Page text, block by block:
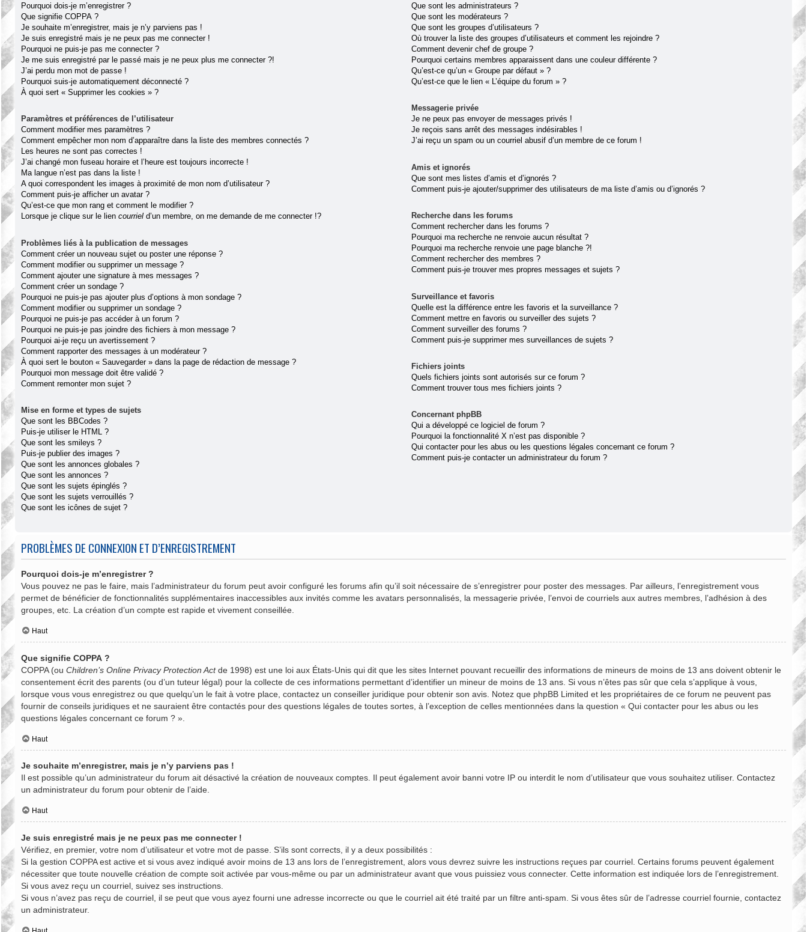
Pourquoi dois-je m’enregistrer ?
Que signifie COPPA ?
Je souhaite m’enregistrer, mais je n’y parviens pas !
Je suis enregistré mais je ne peux pas me connecter !
Pourquoi ne puis-je pas me connecter ?
Je me suis enregistré par le passé mais je ne peux plus me connecter ?!
J’ai perdu mon mot de passe !
Pourquoi suis-je automatiquement déconnecté ?
À quoi sert « Supprimer les cookies » ?
Paramètres et préférences de l’utilisateur
Comment modifier mes paramètres ?
Comment empêcher mon nom d’apparaître dans la liste des membres connectés ?
Les heures ne sont pas correctes !
J’ai changé mon fuseau horaire et l’heure est toujours incorrecte !
Ma langue n’est pas dans la liste !
A quoi correspondent les images à proximité de mon nom d’utilisateur ?
Comment puis-je afficher un avatar ?
Qu’est-ce que mon rang et comment le modifier ?
Lorsque je clique sur le lien courriel d’un membre, on me demande de me connecter !?
Problèmes liés à la publication de messages
Comment créer un nouveau sujet ou poster une réponse ?
Comment modifier ou supprimer un message ?
Comment ajouter une signature à mes messages ?
Comment créer un sondage ?
Pourquoi ne puis-je pas ajouter plus d’options à mon sondage ?
Comment modifier ou supprimer un sondage ?
Pourquoi ne puis-je pas accéder à un forum ?
Pourquoi ne puis-je pas joindre des fichiers à mon message ?
Pourquoi ai-je reçu un avertissement ?
Comment rapporter des messages à un modérateur ?
À quoi sert le bouton « Sauvegarder » dans la page de rédaction de message ?
Pourquoi mon message doit être validé ?
Comment remonter mon sujet ?
Mise en forme et types de sujets
Que sont les BBCodes ?
Puis-je utiliser le HTML ?
Que sont les smileys ?
Puis-je publier des images ?
Que sont les annonces globales ?
Que sont les annonces ?
Que sont les sujets épinglés ?
Que sont les sujets verrouillés ?
Que sont les icônes de sujet ?
Que sont les administrateurs ?
Que sont les modérateurs ?
Que sont les groupes d’utilisateurs ?
Où trouver la liste des groupes d’utilisateurs et comment les rejoindre ?
Comment devenir chef de groupe ?
Pourquoi certains membres apparaissent dans une couleur différente ?
Qu’est-ce qu’un « Groupe par défaut » ?
Qu’est-ce que le lien « L’équipe du forum » ?
Messagerie privée
Je ne peux pas envoyer de messages privés !
Je reçois sans arrêt des messages indésirables !
J’ai reçu un spam ou un courriel abusif d’un membre de ce forum !
Amis et ignorés
Que sont mes listes d’amis et d’ignorés ?
Comment puis-je ajouter/supprimer des utilisateurs de ma liste d’amis ou d’ignorés ?
Recherche dans les forums
Comment rechercher dans les forums ?
Pourquoi ma recherche ne renvoie aucun résultat ?
Pourquoi ma recherche renvoie une page blanche ?!
Comment rechercher des membres ?
Comment puis-je trouver mes propres messages et sujets ?
Surveillance et favoris
Quelle est la différence entre les favoris et la surveillance ?
Comment mettre en favoris ou surveiller des sujets ?
Comment surveiller des forums ?
Comment puis-je supprimer mes surveillances de sujets ?
Fichiers joints
Quels fichiers joints sont autorisés sur ce forum ?
Comment trouver tous mes fichiers joints ?
Concernant phpBB
Qui a développé ce logiciel de forum ?
Pourquoi la fonctionnalité X n’est pas disponible ?
Qui contacter pour les abus ou les questions légales concernant ce forum ?
Comment puis-je contacter un administrateur du forum ?
PROBLÈMES DE CONNEXION ET D’ENREGISTREMENT
Pourquoi dois-je m’enregistrer ?
Vous pouvez ne pas le faire, mais l’administrateur du forum peut avoir configuré les forums afin qu’il soit nécessaire de s’enregistrer pour poster des messages. Par ailleurs, l’enregistrement vous
permet de bénéficier de fonctionnalités supplémentaires inaccessibles aux invités comme les avatars personnalisés, la messagerie privée, l’envoi de courriels aux autres membres, l’adhésion à des
groupes, etc. La création d’un compte est rapide et vivement conseillée.
Haut
Que signifie COPPA ?
COPPA (ou Children’s Online Privacy Protection Actde 1998) est une loi aux États-Unis qui dit que les sites Internet pouvant recueillir des informations de mineurs de moins de 13 ans doivent obtenir le
consentement écrit des parents (ou d’un tuteur légal) pour la collecte de ces informations permettant d’identifier un mineur de moins de 13 ans. Si vous n’êtes pas sûr que cela s’applique à vous,
lorsque vous vous enregistrez ou que quelqu’un le fait à votre place, contactez un conseiller juridique pour obtenir son avis. Notez que phpBB Limited et les propriétaires de ce forum ne peuvent pas
fournir de conseils juridiques et ne sauraient être contactés pour des questions légales de toutes sortes, à l’exception de celles mentionnées dans la question « Qui contacter pour les abus ou les
questions légales concernant ce forum ? ».
Haut
Je souhaite m’enregistrer, mais je n’y parviens pas !
Il est possible qu’un administrateur du forum ait désactivé la création de nouveaux comptes. Il peut également avoir banni votre IP ou interdit le nom d’utilisateur que vous souhaitez utiliser. Contactez
un administrateur du forum pour obtenir de l’aide.
Haut
Je suis enregistré mais je ne peux pas me connecter !
Vérifiez, en premier, votre nom d’utilisateur et votre mot de passe. S’ils sont corrects, il y a deux possibilités :
Si la gestion COPPA est active et si vous avez indiqué avoir moins de 13 ans lors de l’enregistrement, alors vous devrez suivre les instructions reçues par courriel. Certains forums peuvent également
nécessiter que toute nouvelle création de compte soit activée par vous-même ou par un administrateur avant que vous puissiez vous connecter. Cette information est indiquée lors de l’enregistrement.
Si vous avez reçu un courriel, suivez ses instructions.
Si vous n’avez pas reçu de courriel, il se peut que vous ayez fourni une adresse incorrecte ou que le courriel ait été traité par un filtre anti-spam. Si vous êtes sûr de l’adresse courriel fournie, contactez
un administrateur.